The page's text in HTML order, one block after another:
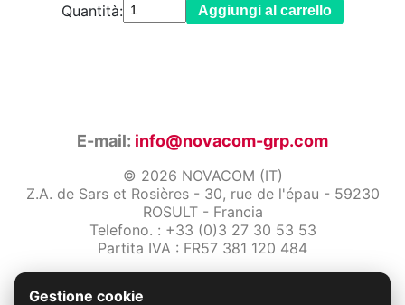
Quantità: Aggiungi al carrello
E-mail: info@novacom-grp.com
© 2026 NOVACOM (IT)
Z.A. de Sars et Rosières - 30, rue de l'épau - 59230
ROSULT - Francia
Telefono. : +33 (0)3 27 30 53 53
Partita IVA : FR57 381 120 484
Protezione dei dati
Gestione cookie